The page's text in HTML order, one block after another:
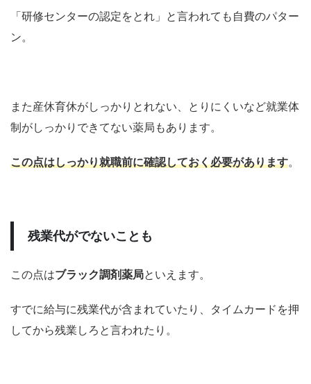
「研修センターの認定をとれ」と言われても自費のパター
ン。
また産休育休がしっかりとれない、とりにくいなど就業体
制がしっかりできてない薬局もあります。
この点はしっかり就職前に確認しておく必要があります。
残業代がでないことも
この点はブラック調剤薬局といえます。
すでに給与に残業代が含まれていたり、タイムカードを押
してから残業しろと言われたり。